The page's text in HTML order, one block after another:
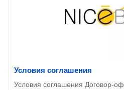
Условия соглашения
Условия соглашения Договор-